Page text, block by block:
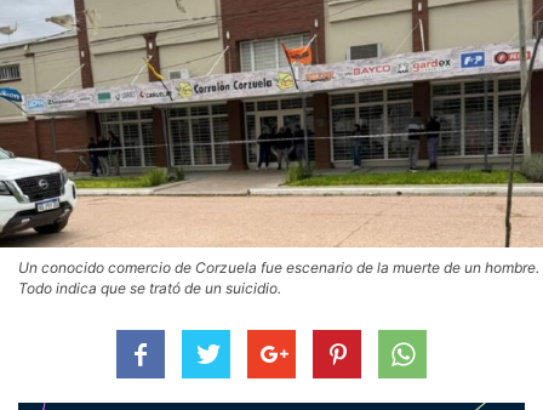
Un conocido comercio de Corzuela fue escenario de la muerte de un hombre.
Todo indica que se trató de un suicidio.